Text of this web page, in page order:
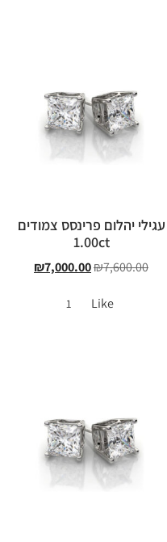
עגילי יהלום פרינסס צמודים
1.00ct
₪7,600.00
₪7,000.00
Like
1